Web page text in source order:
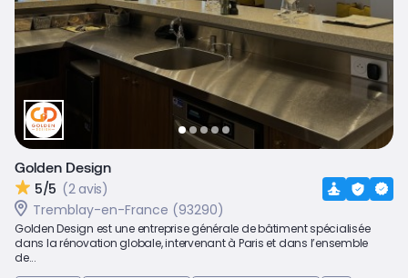
Golden Design
5/5 (2 avis)
Tremblay-en-France (93290)
Golden Design est une entreprise générale de bâtiment spécialisée
dans la rénovation globale, intervenant à Paris et dans l’ensemble
de...